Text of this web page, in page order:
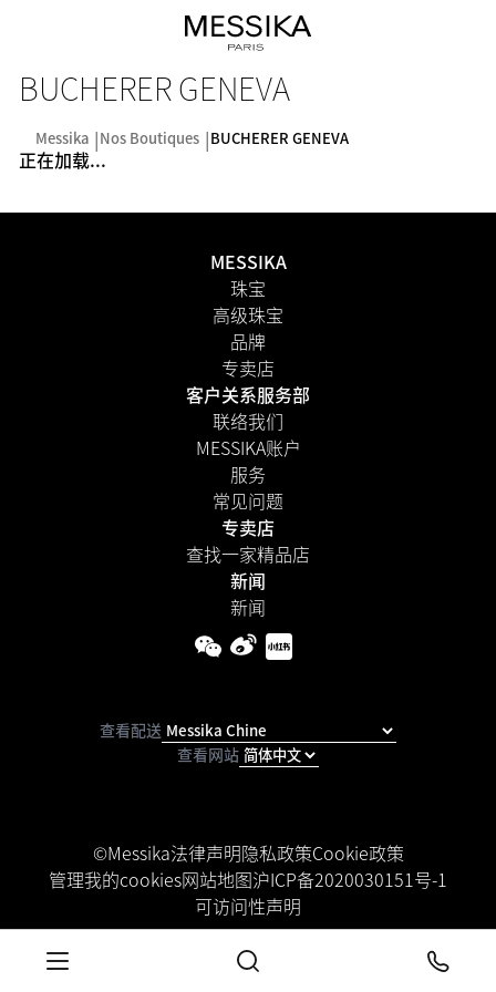
BUCHERER GENEVA
Messika Nos Boutiques BUCHERER GENEVA
正在加载...
MESSIKA
珠宝
高级珠宝
品牌
专卖店
客户关系服务部
联络我们
MESSIKA账户
服务
常见问题
专卖店
查找一家精品店
新闻
新闻
©Messika法律声明隐私政策Cookie政策
管理我的cookies网站地图沪ICP备2020030151号-1
可访问性声明
查看配送
查看网站